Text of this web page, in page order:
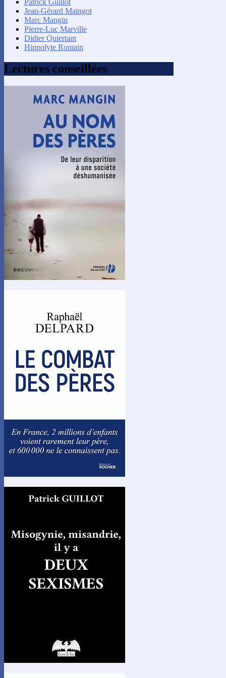
Patrick Guillot
Jean-Gérard Maingot
Marc Mangin
Pierre-Luc Marville
Didier Quiertant
Hippolyte Romain
Lectures conseillées